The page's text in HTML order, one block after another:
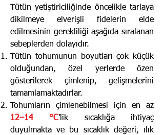
Tütün yetiştiriciliğinde öncelikle tarlaya
dikilmeye elverişli fidelerin elde
edilmesinin gerekliliği aşağıda sıralanan
sebeplerden dolayıdır.
Tütün tohumunun boyutları çok küçük
olduğundan, özel yerlerde özen
gösterilerek çimlenip, gelişmelerini
tamamlamaktadırlar.
Tohumların çimlenebilmesi için en az
12–14 °C’lik sıcaklığa ihtiyaç
duyulmakta ve bu sıcaklık değeri, ılık